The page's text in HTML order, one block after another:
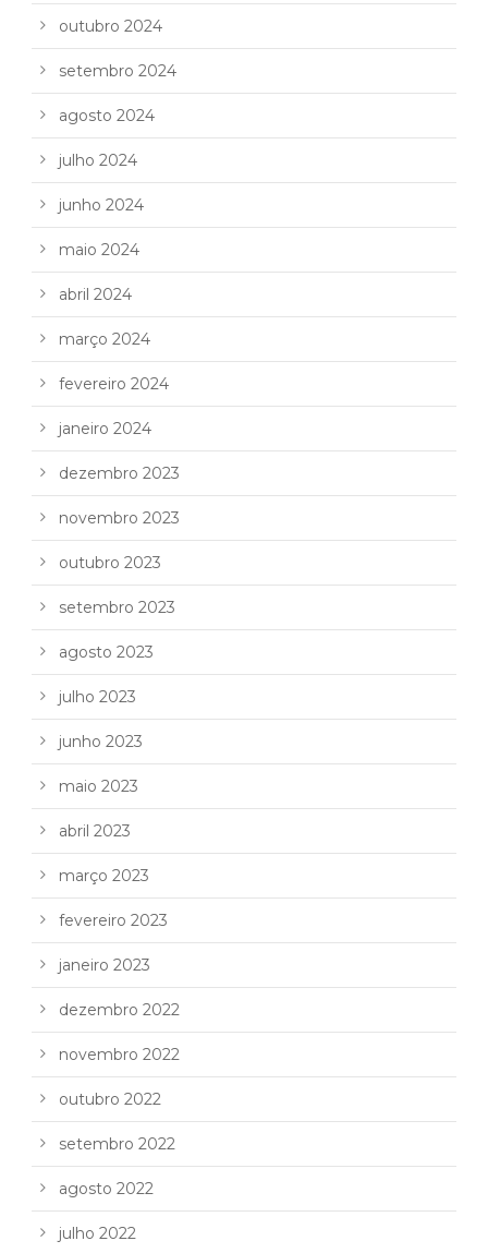
outubro 2024
setembro 2024
agosto 2024
julho 2024
junho 2024
maio 2024
abril 2024
março 2024
fevereiro 2024
janeiro 2024
dezembro 2023
novembro 2023
outubro 2023
setembro 2023
agosto 2023
julho 2023
junho 2023
maio 2023
abril 2023
março 2023
fevereiro 2023
janeiro 2023
dezembro 2022
novembro 2022
outubro 2022
setembro 2022
agosto 2022
julho 2022